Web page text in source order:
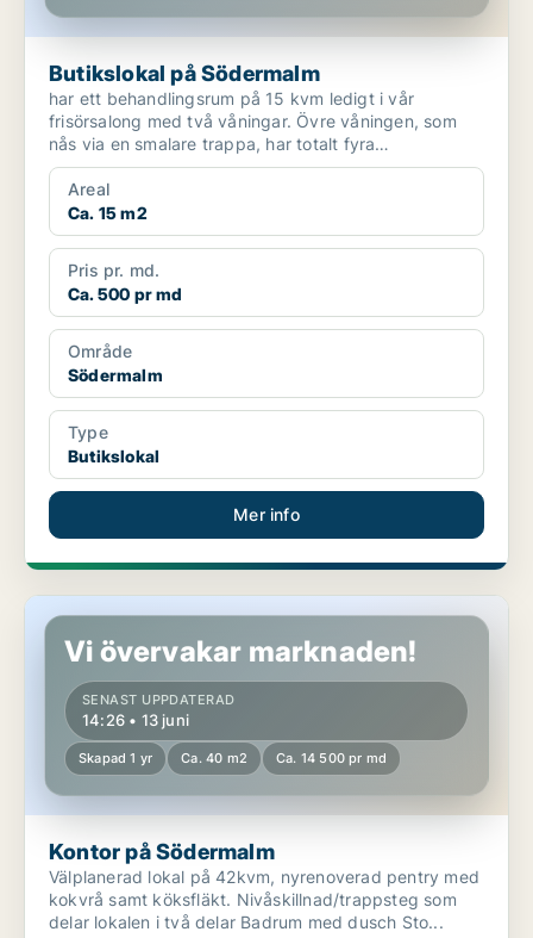
Butikslokal på Södermalm
har ett behandlingsrum på 15 kvm ledigt i vår
frisörsalong med två våningar. Övre våningen, som
nås via en smalare trappa, har totalt fyra
behandlingsrum och...
Areal
Ca. 15 m2
Pris pr. md.
Ca. 500 pr md
Område
Södermalm
Type
Butikslokal
Mer info
Kontor på Södermalm
Vi övervakar marknaden!
SENAST UPPDATERAD
14:26 • 13 juni
Skapad 1 yr Ca. 40 m2 Ca. 14 500 pr md
Kontor på Södermalm
Välplanerad lokal på 42kvm, nyrenoverad pentry med
kokvrå samt köksfläkt. Nivåskillnad/trappsteg som
delar lokalen i två delar Badrum med dusch Sto...